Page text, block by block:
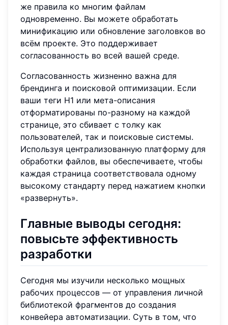
же правила ко многим файлам
одновременно. Вы можете обработать
минификацию или обновление заголовков во
всём проекте. Это поддерживает
согласованность во всей вашей среде.
Согласованность жизненно важна для
брендинга и поисковой оптимизации. Если
ваши теги H1 или мета-описания
отформатированы по-разному на каждой
странице, это сбивает с толку как
пользователей, так и поисковые системы.
Используя централизованную платформу для
обработки файлов, вы обеспечиваете, чтобы
каждая страница соответствовала одному
высокому стандарту перед нажатием кнопки
«развернуть».
Главные выводы сегодня:
повысьте эффективность
разработки
Сегодня мы изучили несколько мощных
рабочих процессов — от управления личной
библиотекой фрагментов до создания
конвейера автоматизации. Суть в том, что